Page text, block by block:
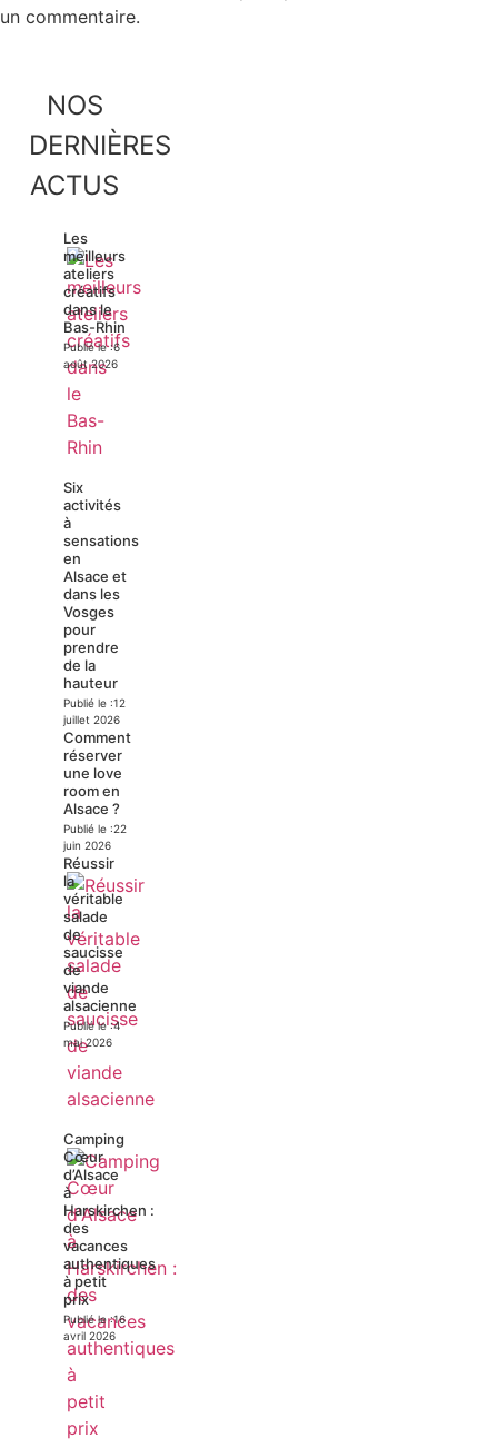
un commentaire.
NOS
DERNIÈRES
ACTUS
Les
meilleurs
ateliers
créatifs
dans le
Bas-Rhin
Publié le :6
août 2026
Six
activités
à
sensations
en
Alsace et
dans les
Vosges
pour
prendre
de la
hauteur
Publié le :12
juillet 2026
Comment
réserver
une love
room en
Alsace ?
Publié le :22
juin 2026
Réussir
la
véritable
salade
de
saucisse
de
viande
alsacienne
Publié le :4
mai 2026
Camping
Cœur
d’Alsace
à
Harskirchen :
des
vacances
authentiques
à petit
prix
Publié le :16
avril 2026